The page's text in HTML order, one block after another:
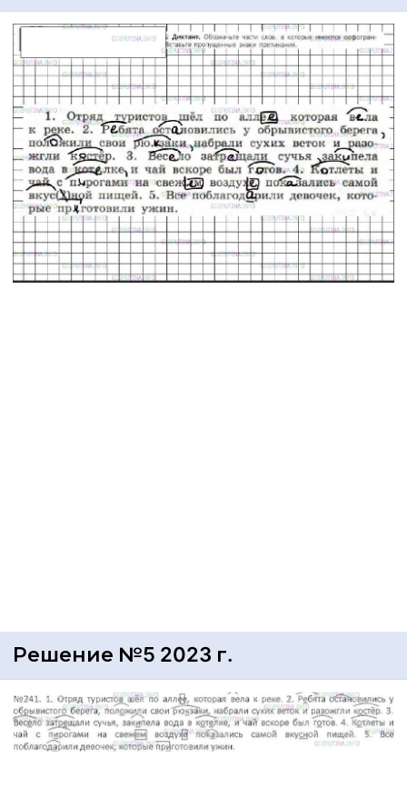
Решение №5 2023 г.